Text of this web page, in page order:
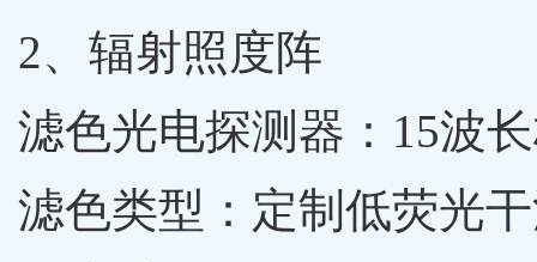
2、辐射照度阵
滤色光电探测器：15波
滤色类型：定制低荧光